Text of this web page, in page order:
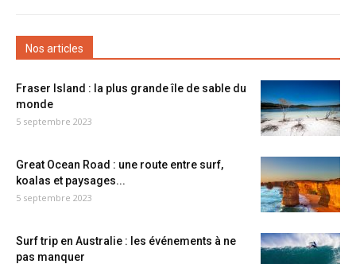
Nos articles
Fraser Island : la plus grande île de sable du
monde
5 septembre 2023
Great Ocean Road : une route entre surf,
koalas et paysages...
5 septembre 2023
Surf trip en Australie : les événements à ne
pas manquer